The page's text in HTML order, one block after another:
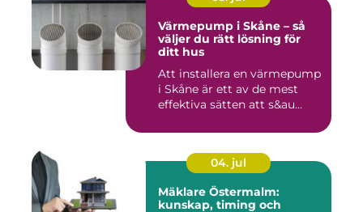
Värmepump i Skåne – så
väljer du rätt lösning för
ditt hus
Att installera en värmepump
i Skåne är ett av de mest
effektiva sätten att s&au...
04. jul
Mäklare Östermalm:
kunskap, timing och